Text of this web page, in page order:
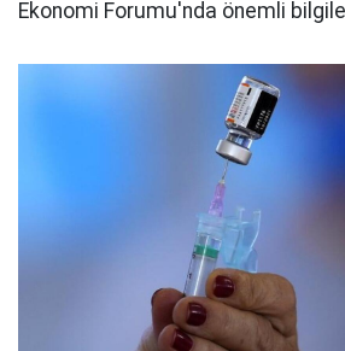
Ekonomi Forumu'nda önemli